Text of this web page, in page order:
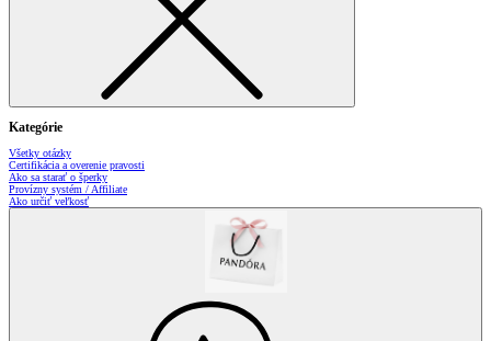
Kategórie
Všetky otázky
Certifikácia a overenie pravosti
Ako sa starať o šperky
Provízny systém / Affiliate
Ako určiť veľkosť